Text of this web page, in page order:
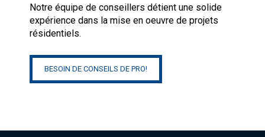
Notre équipe de conseillers détient une solide
expérience dans la mise en oeuvre de projets
résidentiels.
BESOIN DE CONSEILS DE PRO!